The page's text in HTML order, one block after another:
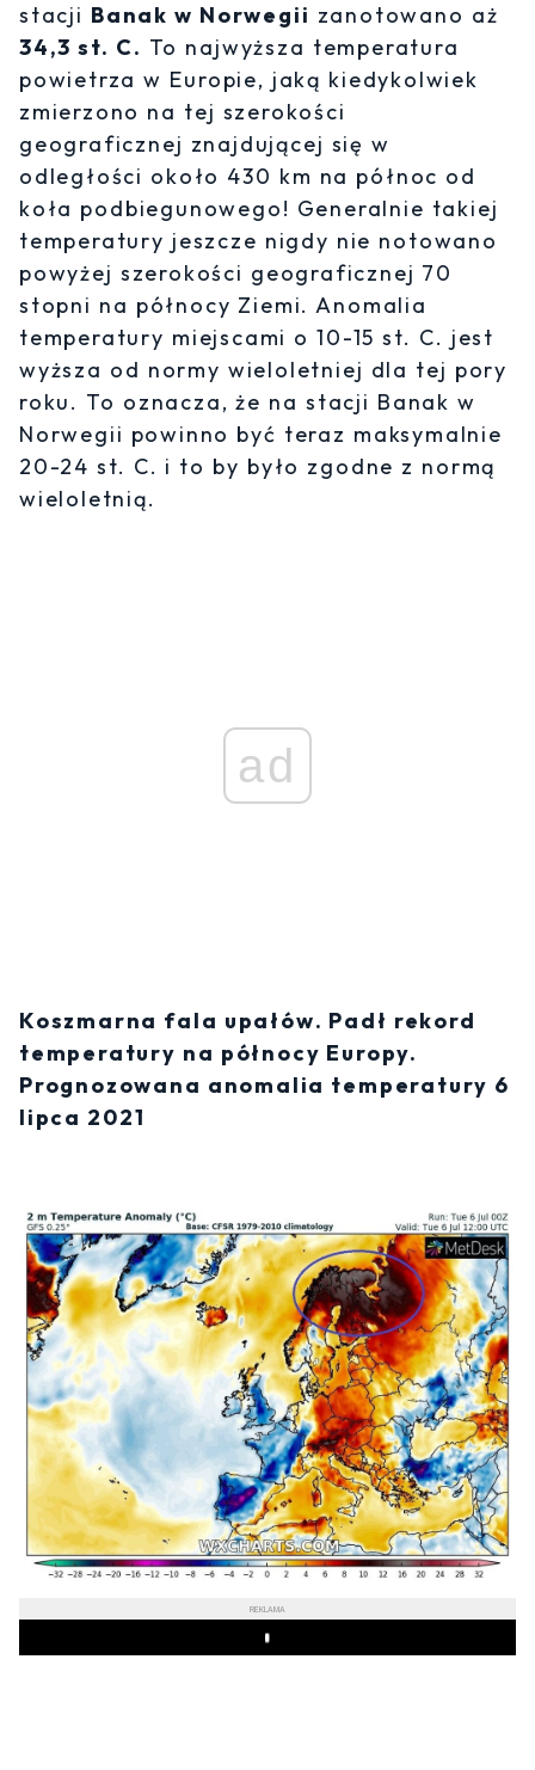
stacji Banak w Norwegii zanotowano aż
34,3 st. C. To najwyższa temperatura
powietrza w Europie, jaką kiedykolwiek
zmierzono na tej szerokości
geograficznej znajdującej się w
odległości około 430 km na północ od
koła podbiegunowego! Generalnie takiej
temperatury jeszcze nigdy nie notowano
powyżej szerokości geograficznej 70
stopni na północy Ziemi. Anomalia
temperatury miejscami o 10-15 st. C. jest
wyższa od normy wieloletniej dla tej pory
roku. To oznacza, że na stacji Banak w
Norwegii powinno być teraz maksymalnie
20-24 st. C. i to by było zgodne z normą
wieloletnią.
ad
Koszmarna fala upałów. Padł rekord
temperatury na północy Europy.
Prognozowana anomalia temperatury 6
lipca 2021
REKLAMA
Play